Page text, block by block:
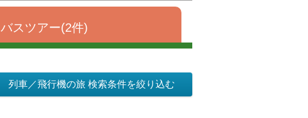
バスツアー(2件)
列車／飛行機の旅 検索条件を絞り込む